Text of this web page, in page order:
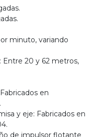
minuto, variando
Entre 20 y 62 metros,
en
y eje: Fabricados en
de impulsor flotante